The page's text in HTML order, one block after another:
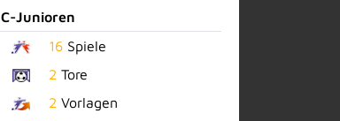
C-Junioren
16Spiele
2 Tore
2 Vorlagen